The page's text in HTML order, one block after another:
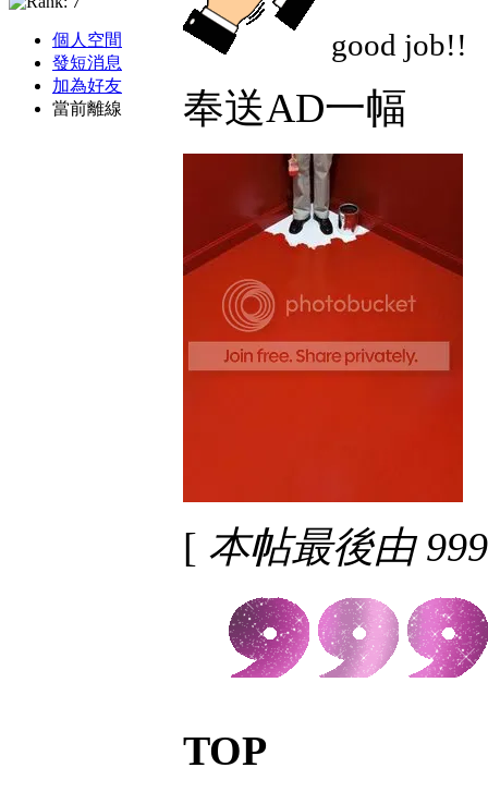
個人空間
發短消息
加為好友
當前離線
good job!!
奉送AD一幅
[ 本帖最後由
TOP